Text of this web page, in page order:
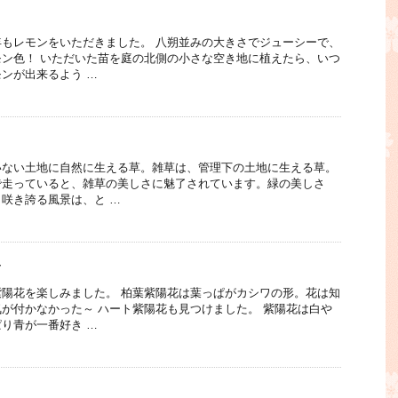
レモンをいただきました。 八朔並みの大きさでジューシーで、
色！ いただいた苗を庭の北側の小さな空き地に植えたら、いつ
ンが出来るよう …
い土地に自然に生える草。雑草は、管理下の土地に生える草。
っていると、雑草の美しさに魅了されています。緑の美しさ
き誇る風景は、と …
花を楽しみました。 柏葉紫陽花は葉っぱがカシワの形。花は知
付かなかった～ ハート紫陽花も見つけました。 紫陽花は白や
り青が一番好き …